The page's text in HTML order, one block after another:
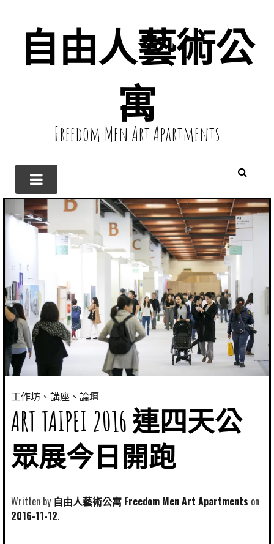
自由人藝術公
寓
Freedom Men Art Apartments
工作坊、講座、論壇
ART TAIPEI 2016 連四天公
眾展今日開跑
Written by 自由人藝術公寓 Freedom Men Art Apartments
2016-11-12